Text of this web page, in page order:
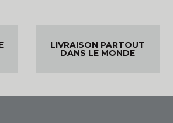
LIVRAISON PARTOUT
DANS LE MONDE